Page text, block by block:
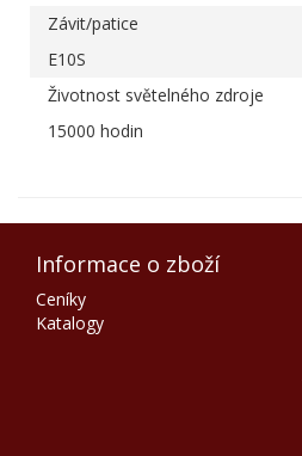
Závit/patice
E10S
Životnost světelného zdroje
15000 hodin
Informace o zboží
Ceníky
Katalogy